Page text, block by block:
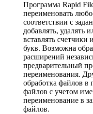
Программа Rapid
переименовать
соответствии с
добавлять, удалять
вставлять счетчики
букв. Возможна
расширений
предварительный
переименования.
обработка файлов
файлов с учетом
переименование в
файлов.